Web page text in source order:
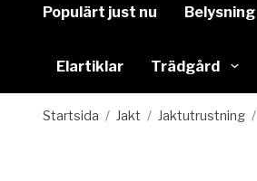
Populärt just nu Belysning
Elartiklar Trädgård
Startsida / Jakt / Jaktutrustning /